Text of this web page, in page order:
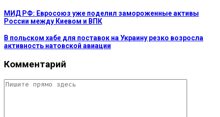
МИД РФ: Евросоюз уже поделил замороженные активы
России между Киевом и ВПК
В польском хабе для поставок на Украину резко возросла
активность натовской авиации
Комментарий